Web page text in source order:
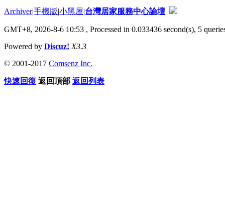
Archiver|手機版|小黑屋|台灣居家服務中心論壇
GMT+8, 2026-8-6 10:53 , Processed in 0.033436 second(s), 5
Powered by Discuz! X3.3
© 2001-2017 Comsenz Inc.
快速回復 返回頂部 返回列表